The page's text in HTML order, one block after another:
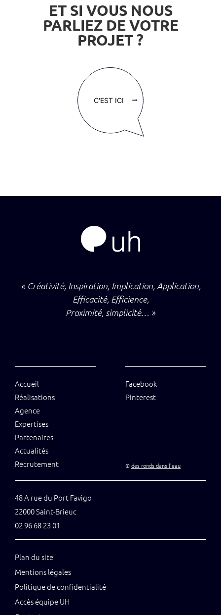
ET SI VOUS NOUS
PARLIEZ DE VOTRE
PROJET ?
« Créativité, Inspiration, Implication, Application,
Efficacité, Efficience,
Proximité, simplicité… »
Plan du site
Mentions légales
Politique de confidentialité
Accès équipe UH
48 A rue du Port Favigo
22000 Saint-Brieuc
02 96 68 23 01
Accueil
Réalisations
Agence
Expertises
Partenaires
Actualités
Recrutement
Facebook
Pinterest
©des ronds dans l’eau